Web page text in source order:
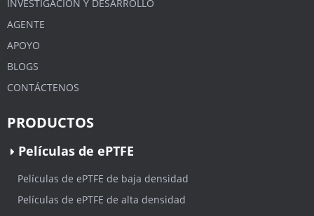
INVESTIGACIÓN Y DESARROLLO
AGENTE
APOYO
BLOGS
CONTÁCTENOS
PRODUCTOS
Películas de ePTFE
Películas de ePTFE de baja densidad
Películas de ePTFE de alta densidad